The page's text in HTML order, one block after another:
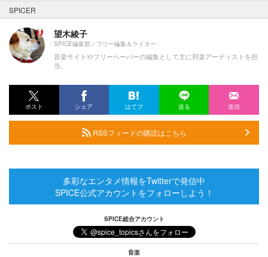
SPICER
望木綾子
SPICE編集部／フリー編集＆ライター
音楽サイトやフリーペーパーの編集として主に邦楽アーティストを担
当。
ポスト シェア はてブ 送る 送信
RSSフィードの購読はこちら
多彩なエンタメ情報をTwitterで発信中
SPICE公式アカウントをフォローしよう！
SPICE総合アカウント
音楽